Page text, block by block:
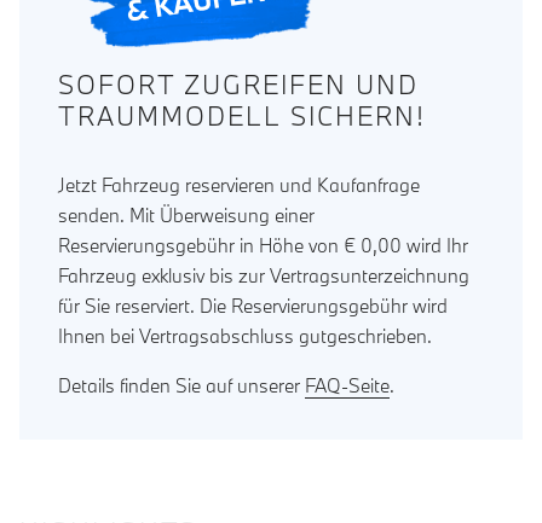
SOFORT ZUGREIFEN UND
TRAUMMODELL SICHERN!
Jetzt Fahrzeug reservieren und Kaufanfrage
senden. Mit Überweisung einer
Reservierungsgebühr in Höhe von € 0,00 wird Ihr
Fahrzeug exklusiv bis zur Vertragsunterzeichnung
für Sie reserviert. Die Reservierungsgebühr wird
Ihnen bei Vertragsabschluss gutgeschrieben.
Details finden Sie auf unserer FAQ-Seite.